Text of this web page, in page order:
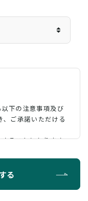
下の注意事項及び
ご承諾いただける
ることになります
る